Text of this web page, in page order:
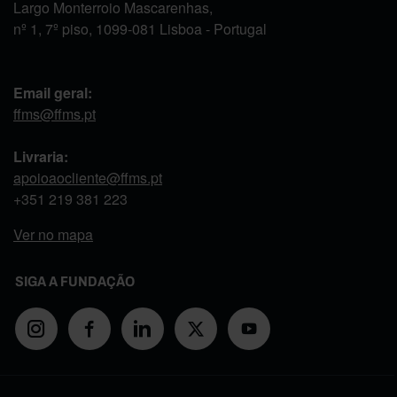
Largo Monterroio Mascarenhas,
nº 1, 7º piso, 1099-081 Lisboa - Portugal
Email geral:
ffms@ffms.pt
Livraria:
apoioaocliente@ffms.pt
+351 219 381 223
Ver no mapa
SIGA A FUNDAÇÃO